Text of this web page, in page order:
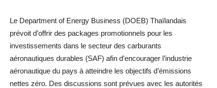
Le Department of Energy Business (DOEB) Thaïlandais
prévoit d’offrir des packages promotionnels pour les
investissements dans le secteur des carburants
aéronautiques durables (SAF) afin d’encourager l’industrie
aéronautique du pays à atteindre les objectifs d’émissions
nettes zéro. Des discussions sont prévues avec les autorités